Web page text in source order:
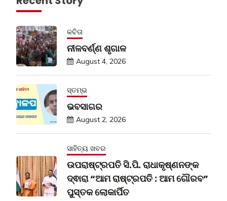
କବିତା
ନୀଳବର୍ଣ୍ଣ ଶୃଗାଳ
August 4, 2026
ସ୍ତମ୍ଭ
ଭବସାଗର
August 2, 2026
ସାହିତ୍ୟ ଖବର
ଉପରାଷ୍ଟ୍ରପତି ସି.ପି. ରାଧାକୃଷ୍ଣନଙ୍କ
ଦ୍ଵାରା “ଆମ ରାଷ୍ଟ୍ରପତି : ଆମ ଗୌରବ”
ପୁସ୍ତକ ଲୋକାର୍ପିତ